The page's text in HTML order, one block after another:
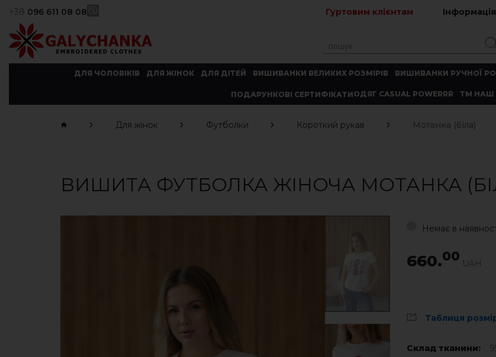
+38 096 611 08 08 Гуртовим клієнтам Інформація
ДЛЯ ЧОЛОВІКІВ ДЛЯ ЖІНОК ДЛЯ ДІТЕЙ ВИШИВАНКИ ВЕЛИКИХ РОЗМІРІВ ВИШИВАНКИ РУЧНОЇ
ПОДАРУНКОВІ СЕРТИФІКАТИОДЯГ CASUAL POWERRR ТМ НАШ
Для жінок Футболки Короткий рукав Мотанка (біла)
ВИШИТА ФУТБОЛКА ЖІНОЧА МОТАНКА
Немає в
660.00 UAH
Таблиця
Склад тканини: